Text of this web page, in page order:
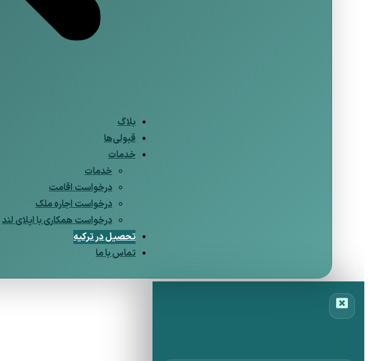
بلاگ
قبولی‌ها
خدمات
خدمات
درخواست اقامت
درخواست اجاره ملک
درخواست همکاری با اپلای لند
تحصیل در ترکیه
تماس با ما